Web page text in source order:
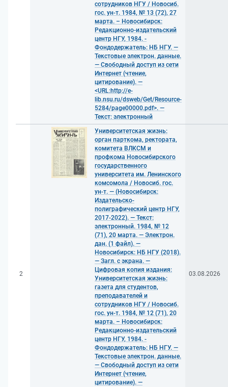
сотрудников НГУ / Новосиб.
гос. ун-т. 1984, № 13 (72), 27
марта. – Новосибирск:
Редакционно-издательский
центр НГУ, 1984. -
Фондодержатель: НБ НГУ. —
Текстовые электрон. данные.
— Свободный доступ из сети
Интернет (чтение,
цитирование). —
<URL:http://e-
lib.nsu.ru/dsweb/Get/Resource-
5284/page00000.pdf>. —
Текст: электронный
2
Университетская жизнь:
орган парткома, ректората,
комитета ВЛКСМ и
профкома Новосибирского
государственного
университета им. Ленинского
комсомола / Новосиб. гос.
ун-т. — (Новосибирск:
Издательско-
полиграфический центр НГУ,
2017-2022). — Текст:
электронный. 1984, № 12
(71), 20 марта. — Электрон.
дан. (1 файл). —
Новосибирск: НБ НГУ (2018).
— Загл. с экрана. —
Цифровая копия издания:
Университетская жизнь:
газета для студентов,
преподавателей и
сотрудников НГУ / Новосиб.
гос. ун-т. 1984, № 12 (71), 20
марта. – Новосибирск:
Редакционно-издательский
центр НГУ, 1984. -
Фондодержатель: НБ НГУ. —
Текстовые электрон. данные.
— Свободный доступ из сети
Интернет (чтение,
цитирование). —
03.08.2026